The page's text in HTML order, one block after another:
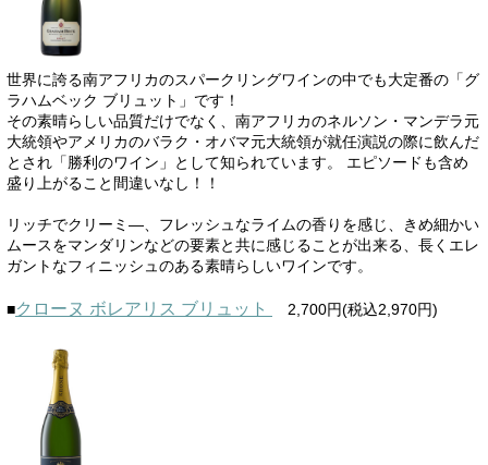
世界に誇る南アフリカのスパークリングワインの中でも大定番の「グ
ラハムベック ブリュット」です！
その素晴らしい品質だけでなく、南アフリカのネルソン・マンデラ元
大統領やアメリカのバラク・オバマ元大統領が就任演説の際に飲んだ
とされ「勝利のワイン」として知られています。 エピソードも含め
盛り上がること間違いなし！！
リッチでクリーミ―、フレッシュなライムの香りを感じ、きめ細かい
ムースをマンダリンなどの要素と共に感じることが出来る、長くエレ
ガントなフィニッシュのある素晴らしいワインです。
■クローヌ ボレアリス ブリュット 2,700円(税込2,970円)